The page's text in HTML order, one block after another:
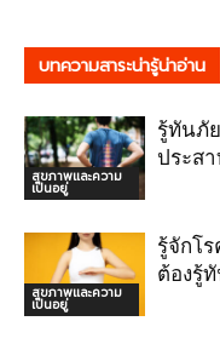
บทความสาระน่ารู้น่าอ่าน
สุขภาพและความ
เป็นอยู่
รู้ทันภั
ประสา
สุขภาพและความ
เป็นอยู่
รู้จักโ
ต้องรู้